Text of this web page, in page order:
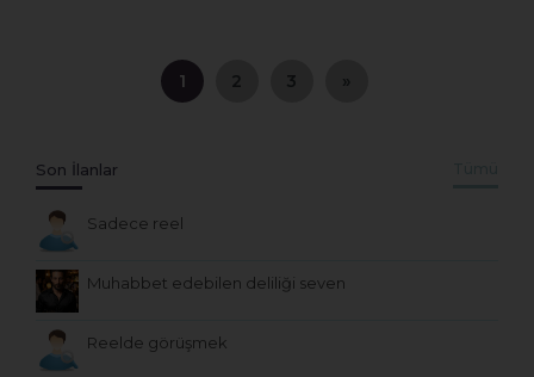
1 2 3 »
Son İlanlar
Sadece reel
Muhabbet edebilen deliliği seven
Reelde görüşmek